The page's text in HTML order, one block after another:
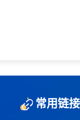
常用链接